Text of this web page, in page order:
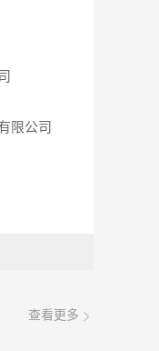
限公司
查看更多